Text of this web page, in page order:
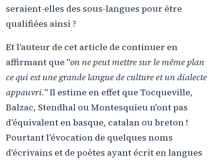
seraient-elles des sous-langues pour être
qualifiées ainsi ?
Et l'auteur de cet article de continuer en
affirmant que "on ne peut mettre sur le même plan
ce qui est une grande langue de culture et un dialecte
appauvri." Il estime en effet que Tocqueville,
Balzac, Stendhal ou Montesquieu n'ont pas
d'équivalent en basque, catalan ou breton !
Pourtant l'évocation de quelques noms
d'écrivains et de poètes ayant écrit en langues